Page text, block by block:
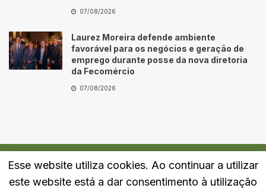
07/08/2026
Laurez Moreira defende ambiente
favorável para os negócios e geração de
emprego durante posse da nova diretoria
da Fecomércio
07/08/2026
Quem Somos Fale Conosco Política de Privacidade
Esse website utiliza cookies. Ao continuar a utilizar
este website está a dar consentimento à utilização